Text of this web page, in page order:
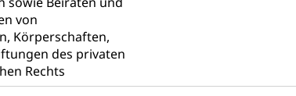
von
Körperschaften,
des privaten
Rechts
Pflege, Spitex
Pflegeheimliste und freie
Seelsorge, Religionsgemeinschaft